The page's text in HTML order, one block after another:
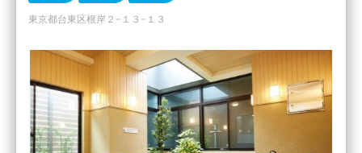
東京都台東区根岸２−１３−１３